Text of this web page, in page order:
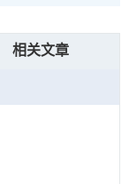
相关文章